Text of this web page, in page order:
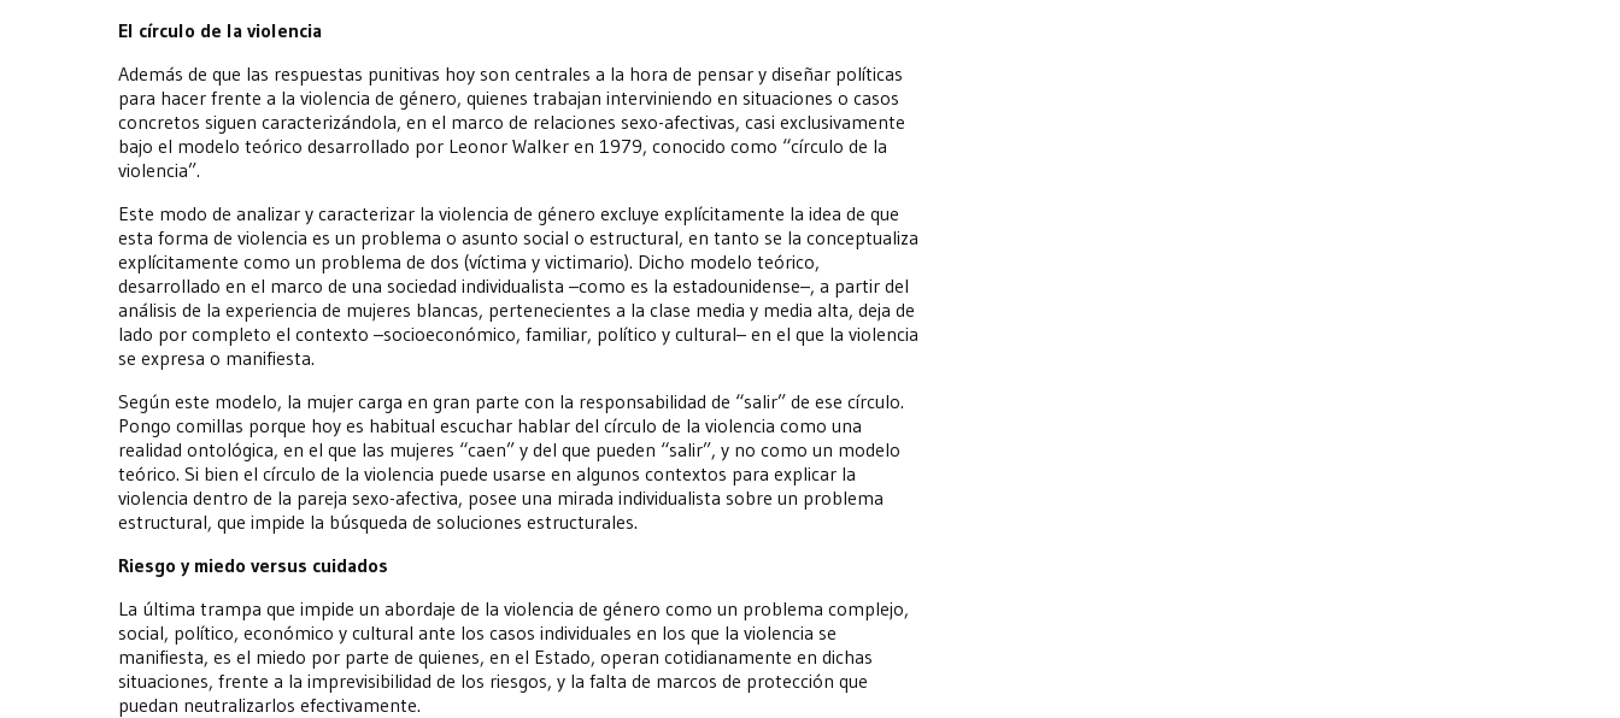
El círculo de la violencia
Además de que las respuestas punitivas hoy son centrales a la hora de pensar y diseñar políticas
para hacer frente a la violencia de género, quienes trabajan interviniendo en situaciones o casos
concretos siguen caracterizándola, en el marco de relaciones sexo-afectivas, casi exclusivamente
bajo el modelo teórico desarrollado por Leonor Walker en 1979, conocido como “círculo de la
violencia”.
Este modo de analizar y caracterizar la violencia de género excluye explícitamente la idea de que
esta forma de violencia es un problema o asunto social o estructural, en tanto se la conceptualiza
explícitamente como un problema de dos (víctima y victimario). Dicho modelo teórico,
desarrollado en el marco de una sociedad individualista –como es la estadounidense–, a partir del
análisis de la experiencia de mujeres blancas, pertenecientes a la clase media y media alta, deja de
lado por completo el contexto –socioeconómico, familiar, político y cultural– en el que la violencia
se expresa o manifiesta.
Según este modelo, la mujer carga en gran parte con la responsabilidad de “salir” de ese círculo.
Pongo comillas porque hoy es habitual escuchar hablar del círculo de la violencia como una
realidad ontológica, en el que las mujeres “caen” y del que pueden “salir”, y no como un modelo
teórico. Si bien el círculo de la violencia puede usarse en algunos contextos para explicar la
violencia dentro de la pareja sexo-afectiva, posee una mirada individualista sobre un problema
estructural, que impide la búsqueda de soluciones estructurales.
Riesgo y miedo versus cuidados
La última trampa que impide un abordaje de la violencia de género como un problema complejo,
social, político, económico y cultural ante los casos individuales en los que la violencia se
manifiesta, es el miedo por parte de quienes, en el Estado, operan cotidianamente en dichas
situaciones, frente a la imprevisibilidad de los riesgos, y la falta de marcos de protección que
puedan neutralizarlos efectivamente.